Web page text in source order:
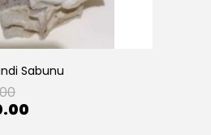
Sabunu